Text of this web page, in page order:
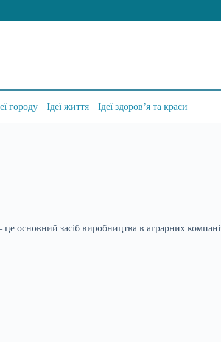
городу Ідеї життя Ідеї здоров’я та краси
основний засіб виробництва в аграрних